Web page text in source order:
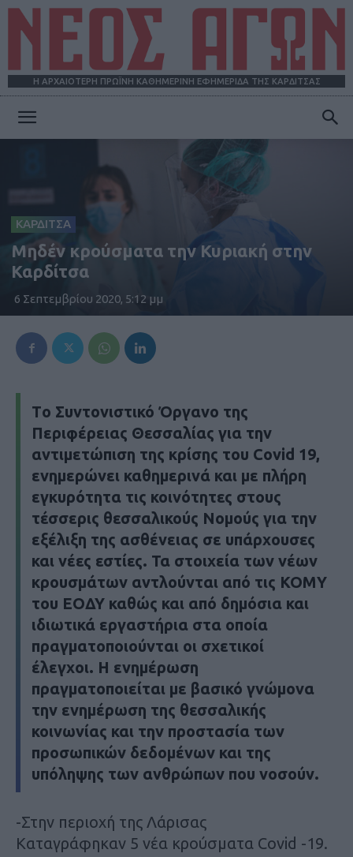
Η ΑΡΧΑΙΟΤΕΡΗ ΠΡΩΪΝΗ ΚΑΘΗΜΕΡΙΝΗ ΕΦΗΜΕΡΙΔΑ ΤΗΣ ΚΑΡΔΙΤΣΑΣ
ΑΓΩΝ
ΚΑΡΔΙΤΣΑ
Μηδέν κρούσματα την Κυριακή στην
Καρδίτσα
6 Σεπτεμβρίου 2020, 5:12 μμ
Tο Συντονιστικό Όργανο της
Περιφέρειας Θεσσαλίας για την
αντιμετώπιση της κρίσης του Covid 19,
ενημερώνει καθημερινά και με πλήρη
εγκυρότητα τις κοινότητες στους
τέσσερις θεσσαλικούς Νομούς για την
εξέλιξη της ασθένειας σε υπάρχουσες
και νέες εστίες. Τα στοιχεία των νέων
κρουσμάτων αντλούνται από τις ΚΟΜΥ
του ΕΟΔΥ καθώς και από δημόσια και
ιδιωτικά εργαστήρια στα οποία
πραγματοποιούνται οι σχετικοί
έλεγχοι. Η ενημέρωση
πραγματοποιείται με βασικό γνώμονα
την ενημέρωση της θεσσαλικής
κοινωνίας και την προστασία των
προσωπικών δεδομένων και της
υπόληψης των ανθρώπων που νοσούν.
-Στην περιοχή της Λάρισας
Καταγράφηκαν 5 νέα κρούσματα Covid -19.